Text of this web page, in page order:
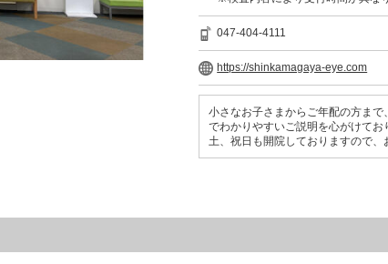
047-404-4111
https://shinkamagaya-eye.com
小さなお子さまからご年配の方ま
でわかりやすいご説明を心がけてお
土、祝日も開院しておりますので、